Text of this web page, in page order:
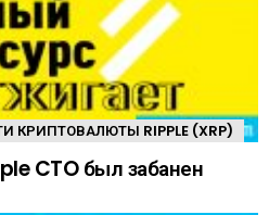
КРИПТОВАЛЮТЫ RIPPLE (XRP)
CTO был забанен